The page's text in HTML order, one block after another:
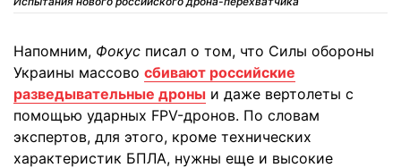
Напомним, Фокус писал о том, что Силы обороны
Украины массово сбивают российские
разведывательные дроны и даже вертолеты с
помощью ударных FPV-дронов. По словам
экспертов, для этого, кроме технических
характеристик БПЛА, нужны еще и высокие